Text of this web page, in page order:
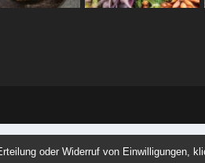
oder Widerruf von Einwilligungen,